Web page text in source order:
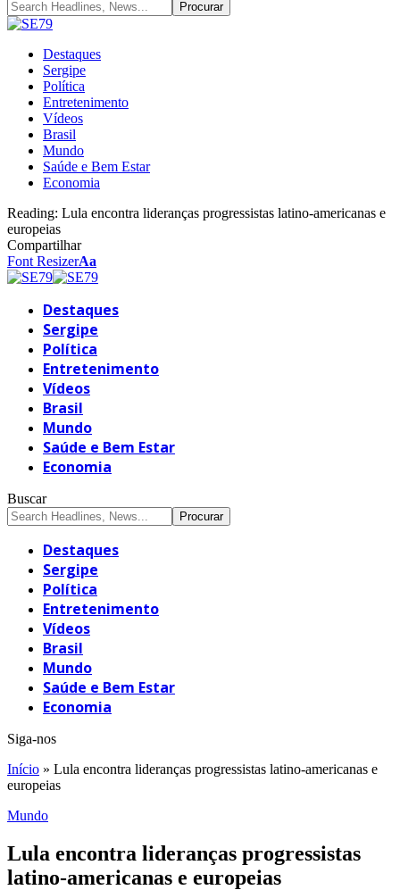
Destaques
Sergipe
Política
Entretenimento
Vídeos
Brasil
Mundo
Saúde e Bem Estar
Economia
Reading: Lula encontra lideranças progressistas latino-americanas e
europeias
Compartilhar
Font ResizerAa
Destaques
Sergipe
Política
Entretenimento
Vídeos
Brasil
Mundo
Saúde e Bem Estar
Economia
Buscar
Destaques
Sergipe
Política
Entretenimento
Vídeos
Brasil
Mundo
Saúde e Bem Estar
Economia
Siga-nos
Início » Lula encontra lideranças progressistas latino-americanas e
europeias
Mundo
Lula encontra lideranças progressistas
latino-americanas e europeias